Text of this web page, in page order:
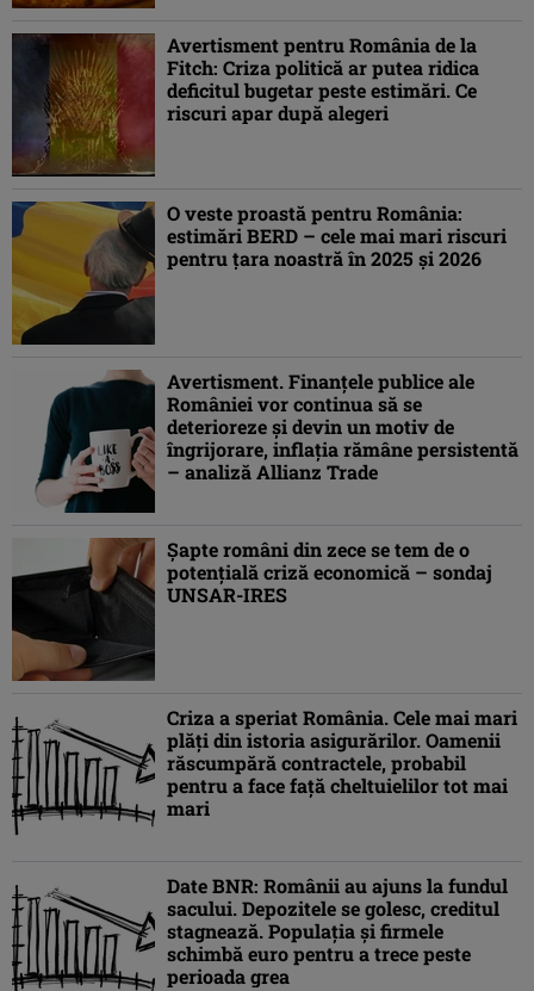
Avertisment pentru România de la
Fitch: Criza politică ar putea ridica
deficitul bugetar peste estimări. Ce
riscuri apar după alegeri
O veste proastă pentru România:
estimări BERD – cele mai mari riscuri
pentru ţara noastră în 2025 şi 2026
Avertisment. Finanţele publice ale
României vor continua să se
deterioreze şi devin un motiv de
îngrijorare, inflaţia rămâne persistentă
– analiză Allianz Trade
Şapte români din zece se tem de o
potenţială criză economică – sondaj
UNSAR-IRES
Criza a speriat România. Cele mai mari
plăți din istoria asigurărilor. Oamenii
răscumpără contractele, probabil
pentru a face față cheltuielilor tot mai
mari
Date BNR: Românii au ajuns la fundul
sacului. Depozitele se golesc, creditul
stagnează. Populația și firmele
schimbă euro pentru a trece peste
perioada grea